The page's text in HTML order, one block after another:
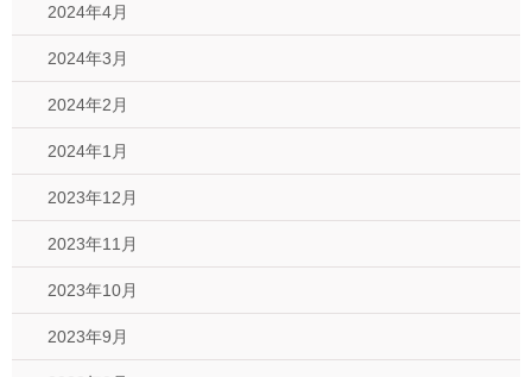
2024年4月
2024年3月
2024年2月
2024年1月
2023年12月
2023年11月
2023年10月
2023年9月